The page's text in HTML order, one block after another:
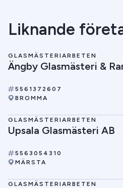
Liknande
GLASMÄSTERIARBETEN
Ängby Glasmästeri &
5561372607
BROMMA
GLASMÄSTERIARBETEN
Upsala Glasmästeri AB
5563054310
MÄRSTA
GLASMÄSTERIARBETEN